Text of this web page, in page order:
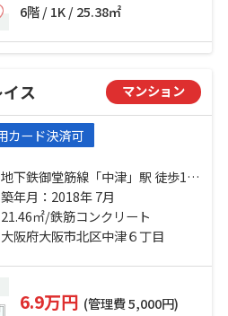
6階 / 1K / 25.38㎡
ス マンション
カード決済可
地下鉄御堂筋線「中津」駅 徒歩10
分 阪急神戸本線「中津」駅 徒歩5分
大阪環状線「大阪」駅 徒歩15分
築年月：2018年 7月
21.46㎡/鉄筋コンクリート
大阪府大阪市北区中津６丁目
6.9万円 (管理費 5,000円)